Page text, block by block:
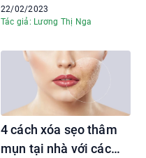
22/02/2023
Tác giả: Lương Thị Nga
4 cách xóa sẹo thâm
mụn tại nhà với các